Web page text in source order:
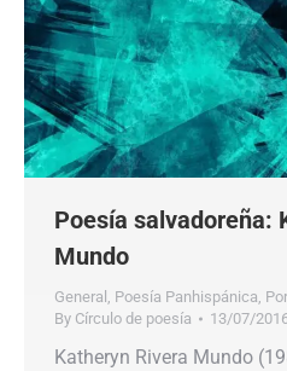
Poesía salvadoreña:
Mundo
General , Poesía Panhispánica,
By Círculo de poesía 13/07/
Katheryn Rivera Mundo